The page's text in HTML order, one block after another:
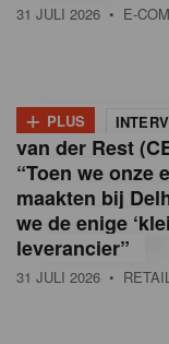
d
a
M
a
g
a
31 JULI 2026 • E-
+ PLUS
van der Rest
“Toen we onze
maakten bij
we de enige
leverancier”
31 JULI 2026 • RETAIL